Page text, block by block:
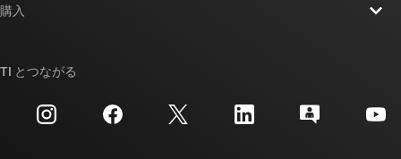
投資家向け情報
クロスリファレンス検索
カスタマー・サポート・センター
購入
TI とつながる